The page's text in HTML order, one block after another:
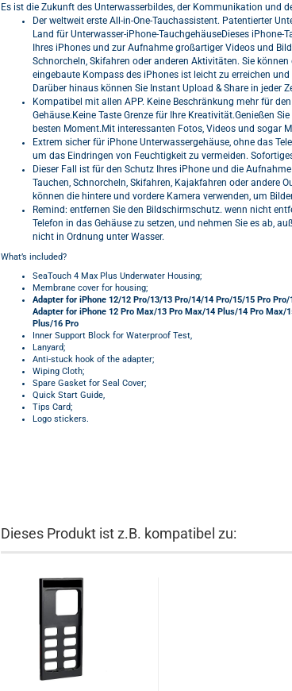
Es ist die Zukunft des Unterwasserbildes, der Kommunikation und
Der weltweit erste All-in-One-Tauchassistent. Patentierter
Land für Unterwasser-iPhone-TauchgehäuseDieses iPhone-
Ihres iPhones und zur Aufnahme großartiger Videos und
Schnorcheln, Skifahren oder anderen Aktivitäten. Sie
eingebaute Kompass des iPhones ist leicht zu erreichen
Darüber hinaus können Sie Instant Upload & Share in jeder
Kompatibel mit allen APP. Keine Beschränkung mehr für
Gehäuse.Keine Taste Grenze für Ihre Kreativität.Genießen
besten Moment.Mit interessanten Fotos, Videos und sogar
Extrem sicher für iPhone Unterwassergehäuse, ohne das
um das Eindringen von Feuchtigkeit zu vermeiden.
Dieser Fall ist für den Schutz Ihres iPhone und die
Tauchen, Schnorcheln, Skifahren, Kajakfahren oder andere
können die hintere und vordere Kamera verwenden, um
Remind: entfernen Sie den Bildschirmschutz. wenn nicht
Telefon in das Gehäuse zu setzen, und nehmen Sie es ab,
nicht in Ordnung unter Wasser.
What’s included?
SeaTouch 4 Max Plus Underwater Housing;
Membrane cover for housing;
Adapter for iPhone 12/12 Pro/13/13 Pro/14/14 Pro/15/15 Pro Pro/
Adapter for iPhone 12 Pro Max/13 Pro Max/14 Plus/14 Pro Max/
Plus/16 Pro
Inner Support Block for Waterproof Test,
Lanyard;
Anti-stuck hook of the adapter;
Wiping Cloth;
Spare Gasket for Seal Cover;
Quick Start Guide,
Tips Card;
Logo stickers.
Dieses Produkt ist z.B. kompatibel zu: